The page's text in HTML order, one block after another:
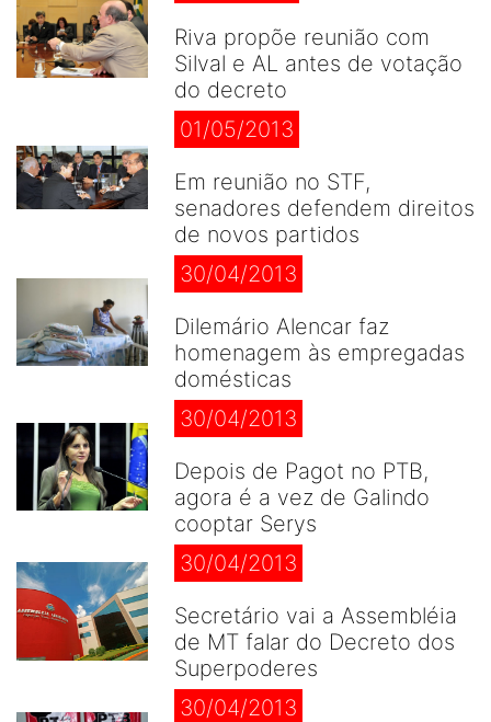
Riva propõe reunião com
Silval e AL antes de votação
do decreto
01/05/2013
Em reunião no STF,
senadores defendem direitos
de novos partidos
30/04/2013
Dilemário Alencar faz
homenagem às empregadas
domésticas
30/04/2013
Depois de Pagot no PTB,
agora é a vez de Galindo
cooptar Serys
30/04/2013
Secretário vai a Assembléia
de MT falar do Decreto dos
Superpoderes
30/04/2013